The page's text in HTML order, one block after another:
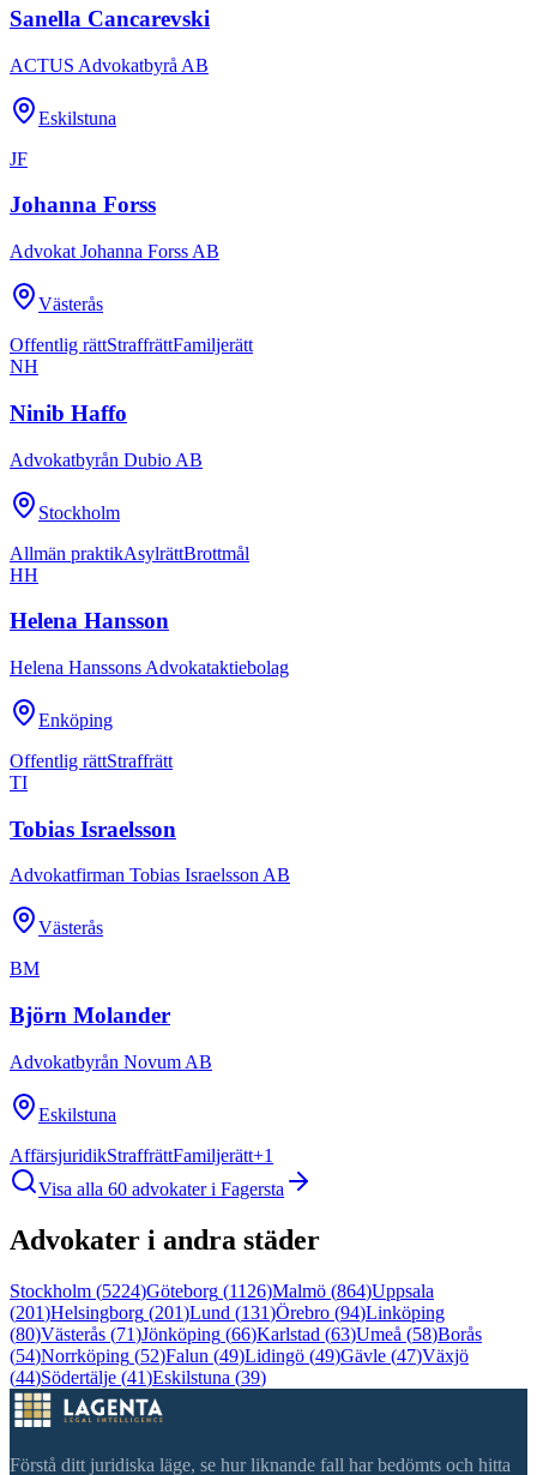
Sanella Cancarevski
ACTUS Advokatbyrå AB
Eskilstuna
JF
Johanna Forss
Advokat Johanna Forss AB
Västerås
Offentlig rättStraffrättFamiljerätt
NH
Ninib Haffo
Advokatbyrån Dubio AB
Stockholm
Allmän praktikAsylrättBrottmål
HH
Helena Hansson
Helena Hanssons Advokataktiebolag
Enköping
Offentlig rättStraffrätt
TI
Tobias Israelsson
Advokatfirman Tobias Israelsson AB
Västerås
BM
Björn Molander
Advokatbyrån Novum AB
Eskilstuna
AffärsjuridikStraffrättFamiljerätt+1
Visa alla 60 advokater i Fagersta
Advokater i andra städer
Stockholm (5224)Göteborg (1126)Malmö (864)Uppsala
(201)Helsingborg (201)Lund (131)Örebro (94)Linköping
(80)Västerås (71)Jönköping (66)Karlstad (63)Umeå (58)Borås
(54)Norrköping (52)Falun (49)Lidingö (49)Gävle (47)Växjö
(44)Södertälje (41)Eskilstuna (39)
Förstå ditt juridiska läge, se hur liknande fall har bedömts och hitta